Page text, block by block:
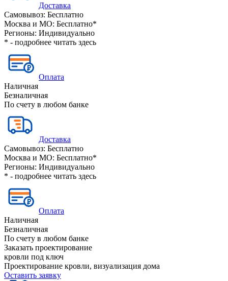
Доставка
Самовывоз: Бесплатно
Москва и МО: Бесплатно*
Регионы: Индивидуально
* - подробнее читать здесь
Оплата
Наличная
Безналичная
По счету в любом банке
Доставка
Самовывоз: Бесплатно
Москва и МО: Бесплатно*
Регионы: Индивидуально
* - подробнее читать здесь
Оплата
Наличная
Безналичная
По счету в любом банке
Заказать проектирование
кровли под ключ
Проектирование кровли, визуализация дома
Оставить заявку